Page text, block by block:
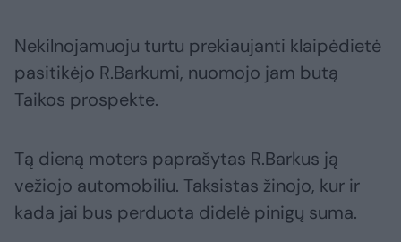
Nekilnojamuoju turtu prekiaujanti klaipėdietė
pasitikėjo R.Barkumi, nuomojo jam butą
Taikos prospekte.
Tą dieną moters paprašytas R.Barkus ją
vežiojo automobiliu. Taksistas žinojo, kur ir
kada jai bus perduota didelė pinigų suma.